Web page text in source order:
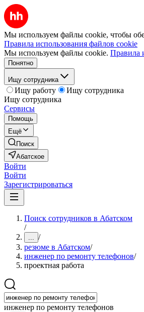
Мы используем файлы cookie, чтобы
Правила использования файлов cookie
Мы используем файлы cookie. Правила
Понятно
Ищу сотрудника
Ищу работу
Ищу сотрудника
Ищу сотрудника
Сервисы
Помощь
Ещё
Поиск
Абатское
Войти
Войти
Зарегистрироваться
Поиск сотрудников в Абатском
/
... /
резюме в Абатском/
инженер по ремонту телефонов/
проектная работа
инженер по ремонту телефонов